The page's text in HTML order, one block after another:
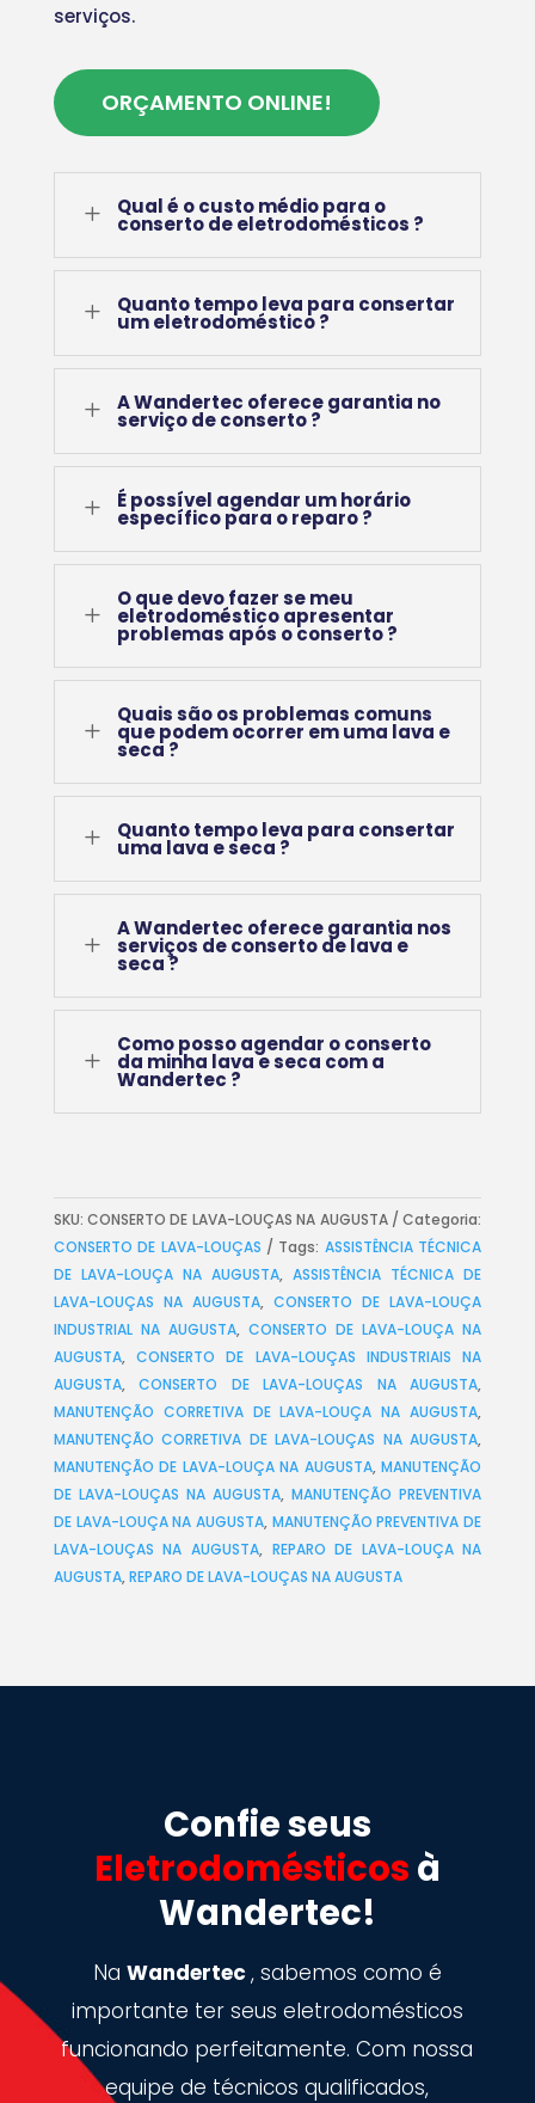
serviços.
ORÇAMENTO ONLINE!
L Qual é o custo médio para o
conserto de eletrodomésticos ?
L Quanto tempo leva para consertar
um eletrodoméstico ?
L A Wandertec oferece garantia no
serviço de conserto ?
L É possível agendar um horário
específico para o reparo ?
L
O que devo fazer se meu
eletrodoméstico apresentar
problemas após o conserto ?
L
Quais são os problemas comuns
que podem ocorrer em uma lava e
seca ?
L Quanto tempo leva para consertar
uma lava e seca ?
L
A Wandertec oferece garantia nos
serviços de conserto de lava e
seca ?
L
Como posso agendar o conserto
da minha lava e seca com a
Wandertec ?
SKU:CONSERTO DE LAVA-LOUÇAS NA AUGUSTA
Categoria:
CONSERTO DE LAVA-LOUÇAS
Tags: ASSISTÊNCIA TÉCNICA
DE LAVA-LOUÇA NA AUGUSTA,ASSISTÊNCIA TÉCNICA DE
LAVA-LOUÇAS NA AUGUSTA,CONSERTO DE LAVA-LOUÇA
INDUSTRIAL NA AUGUSTA,CONSERTO DE LAVA-LOUÇA NA
AUGUSTA,CONSERTO DE LAVA-LOUÇAS INDUSTRIAIS NA
AUGUSTA,CONSERTO DE LAVA-LOUÇAS NA AUGUSTA,
MANUTENÇÃO CORRETIVA DE LAVA-LOUÇA NA AUGUSTA,
MANUTENÇÃO CORRETIVA DE LAVA-LOUÇAS NA AUGUSTA,
MANUTENÇÃO DE LAVA-LOUÇA NA AUGUSTA,MANUTENÇÃO
DE LAVA-LOUÇAS NA AUGUSTA,MANUTENÇÃO PREVENTIVA
DE LAVA-LOUÇA NA AUGUSTA, MANUTENÇÃO PREVENTIVA DE
LAVA-LOUÇAS NA AUGUSTA, REPARO DE LAVA-LOUÇA NA
AUGUSTA,REPARO DE LAVA-LOUÇAS NA AUGUSTA
Confie seus
Eletrodomésticos à
Wandertec!
Na Wandertec, sabemos como é
importante ter seus eletrodomésticos
funcionando perfeitamente. Com nossa
equipe de técnicos qualificados,